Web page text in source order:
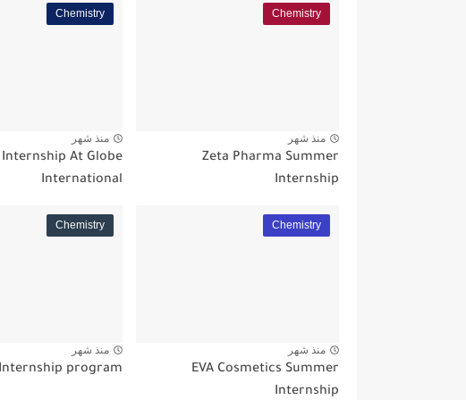
Chemistry
منذ شهر
Zeta Pharma Summer
Internship
Chemistry
منذ شهر
At Globe
International
Chemistry
منذ شهر
EVA Cosmetics Summer
Internship
Chemistry
منذ شهر
program